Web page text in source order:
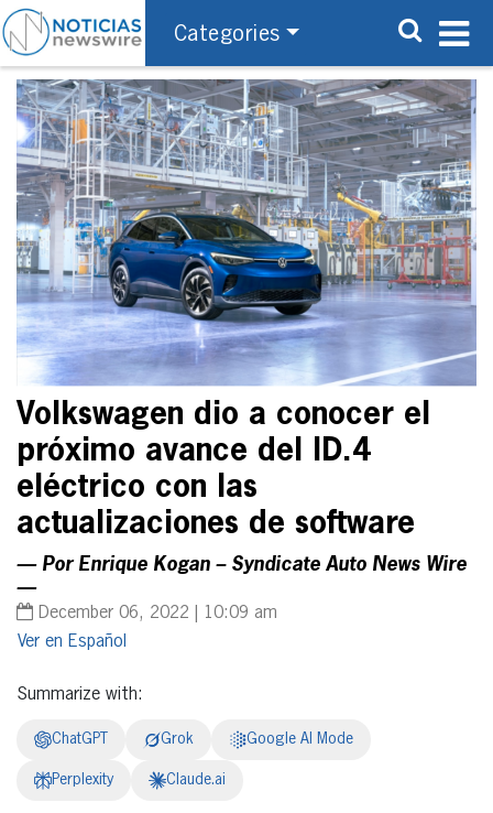
Categories
Volkswagen dio a conocer el
próximo avance del ID.4
eléctrico con las
actualizaciones de software
— Por Enrique Kogan – Syndicate Auto News Wire
—
December 06, 2022 | 10:09 am
Español
Summarize with:
ChatGPT Grok Google AI Mode
Perplexity Claude.ai